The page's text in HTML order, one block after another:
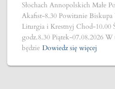
Słochach Annopolskich Małe
Akafist-8.30 Powitanie Biskupa
Liturgia i Krestnyj Chod-10.00
godz.8.30 Piątek-07.08.2026
będzie Dowiedz się więcej